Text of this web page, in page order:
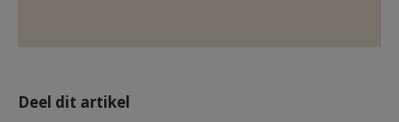
Deel dit artikel